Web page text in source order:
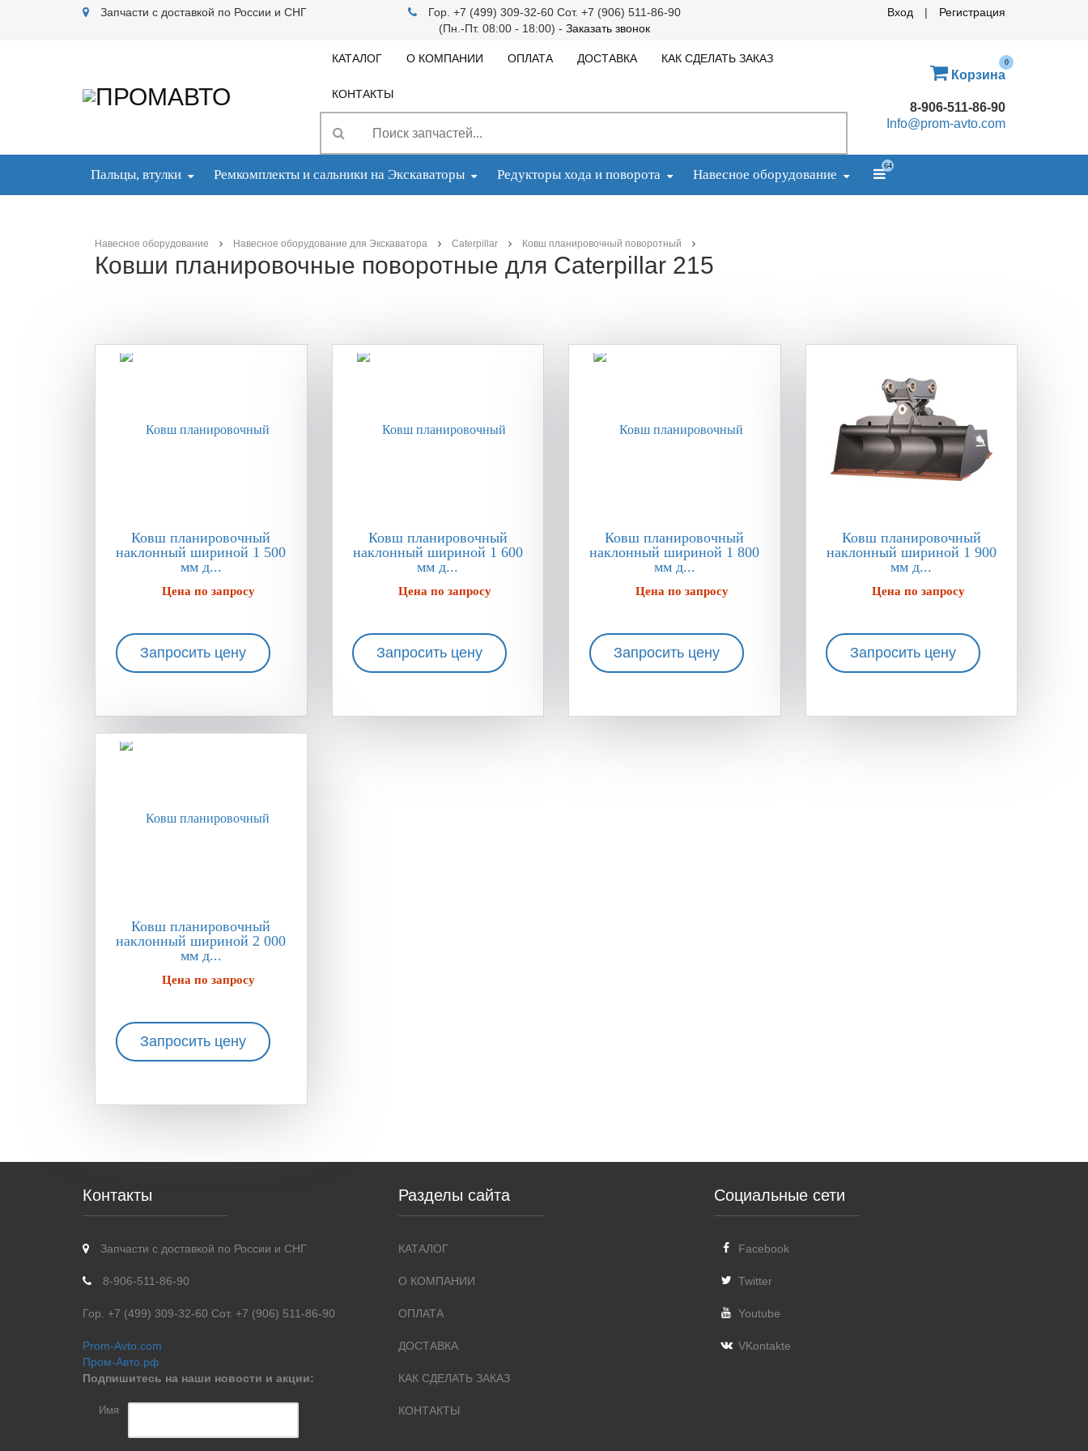
Запчасти с доставкой по России и СНГ
Гор. +7 (499) 309-32-60 Сот. +7 (906) 511-86-90
(Пн.-Пт. 08:00 - 18:00) - Заказать звонок
Вход | Регистрация
КАТАЛОГ О КОМПАНИИ ОПЛАТА ДОСТАВКА КАК СДЕЛАТЬ ЗАКАЗ
КОНТАКТЫ
0
Корзина
8-906-511-86-90
Info@prom-avto.com
Пальцы, втулки Ремкомплекты и сальники на Экскаваторы Редукторы хода и поворота Навесное оборудование
64
Навесное оборудование Навесное оборудование для Экскаватора Caterpillar Ковш планировочный поворотный
Ковши планировочные поворотные для Caterpillar 215
Ковш планировочный
наклонный шириной 1 500
мм д...
Цена по запросу
Ковш планировочный
наклонный шириной 1 600
мм д...
Цена по запросу
Ковш планировочный
наклонный шириной 1 800
мм д...
Цена по запросу
Ковш планировочный
наклонный шириной 1 900
мм д...
Цена по запросу
Ковш планировочный
наклонный шириной 2 000
мм д...
Цена по запросу
Контакты
Запчасти с доставкой по России и СНГ
8-906-511-86-90
Гор. +7 (499) 309-32-60 Сот. +7 (906) 511-86-90
Prom-Avto.com
Пром-Авто.рф
Подпишитесь на наши новости и акции:
Имя
Разделы сайта
КАТАЛОГ
О КОМПАНИИ
ОПЛАТА
ДОСТАВКА
КАК СДЕЛАТЬ ЗАКАЗ
КОНТАКТЫ
Социальные сети
Facebook
Twitter
Youtube
VKontakte